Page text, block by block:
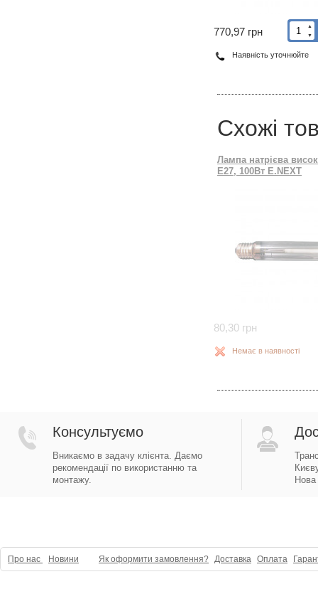
770,97 грн
▲
▼
Наявність уточнюйте
Схожі
Лампа натрієва
E27, 100Вт E.NEXT
80,30 грн
Немає в наявності
Консультуємо
Вникаємо в задачу клієнта. Даємо
рекомендації по використанню та
монтажу.
Про нас Новини Як оформити замовлення? Доставка Оплата